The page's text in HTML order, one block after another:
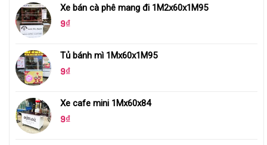
Xe bán cà phê mang đi 1M2x60x1M95
9₫
Tủ bánh mì 1Mx60x1M95
9₫
Xe cafe mini 1Mx60x84
9₫